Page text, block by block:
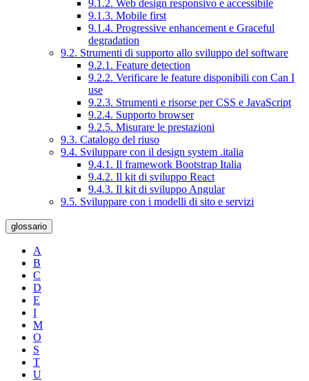
9.1.2. Web design responsivo e accessibile
9.1.3. Mobile first
9.1.4. Progressive enhancement e Graceful
degradation
9.2. Strumenti di supporto allo sviluppo del software
9.2.1. Feature detection
9.2.2. Verificare le feature disponibili con Can I
use
9.2.3. Strumenti e risorse per CSS e JavaScript
9.2.4. Supporto browser
9.2.5. Misurare le prestazioni
9.3. Catalogo del riuso
9.4. Sviluppare con il design system .italia
9.4.1. Il framework Bootstrap Italia
9.4.2. Il kit di sviluppo React
9.4.3. Il kit di sviluppo Angular
9.5. Sviluppare con i modelli di sito e servizi
glossario
A
B
C
D
E
I
M
O
S
T
U